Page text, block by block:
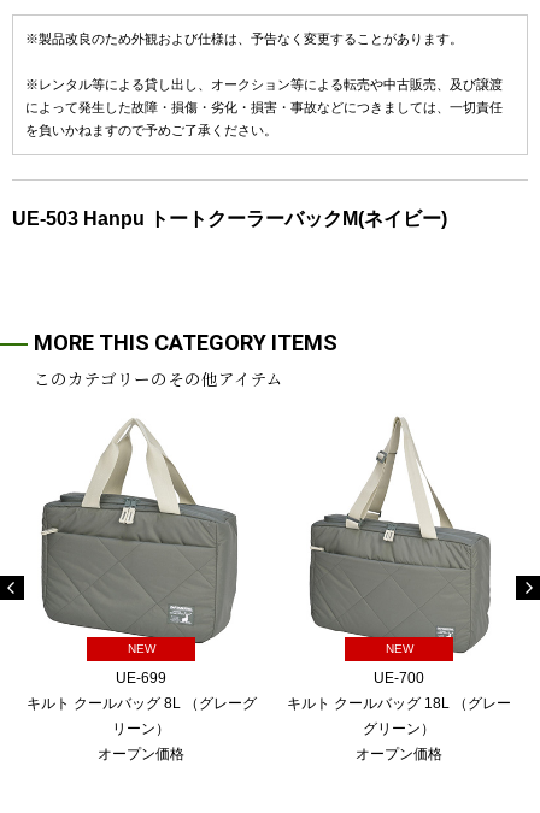
※製品改良のため外観および仕様は、予告なく変更することがあります。
※レンタル等による貸し出し、オークション等による転売や中古販売、及び譲渡
によって発生した故障・損傷・劣化・損害・事故などにつきましては、一切責任
を負いかねますので予めご了承ください。
UE-503 Hanpu トートクーラーバックM(ネイビー)
MORE THIS CATEGORY ITEMS
このカテゴリーのその他アイテム
NEW
UE-699
キルト クールバッグ 8L （グレーグ
リーン）
オープン価格
NEW
UE-700
キルト クールバッグ 18L （グレー
グリーン）
オープン価格